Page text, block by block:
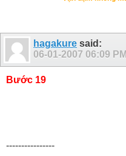
hagakure said:
06-01-2007 06:09 PM
Bước 19
----------------